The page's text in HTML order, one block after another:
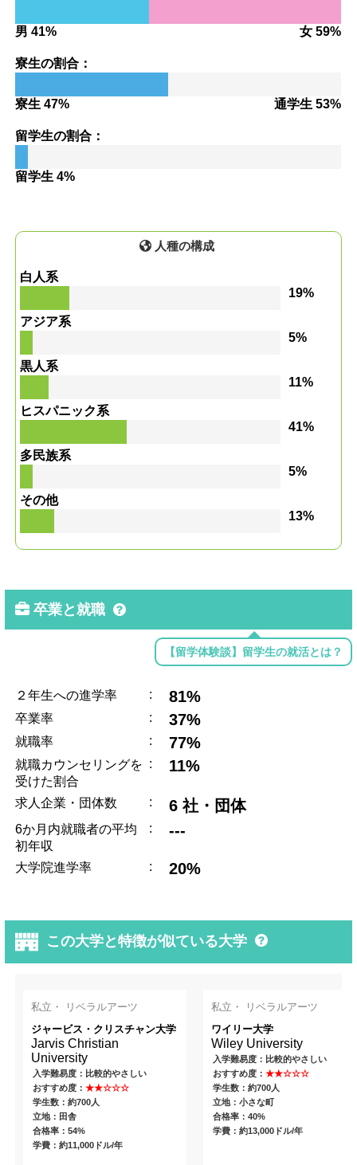
男 41% 女 59%
寮生の割合：
寮生 47% 通学生 53%
留学生の割合：
留学生 4%
人種の構成
白人系
19%
アジア系
5%
黒人系
11%
ヒスパニック系
41%
多民族系
5%
その他
13%
卒業と就職
【留学体験談】留学生の就活とは？
２年生への進学率 : 81%
卒業率 : 37%
就職率 : 77%
就職カウンセリングを
受けた割合
: 11%
求人企業・団体数 : 6 社・団体
6か月内就職者の平均
初年収
: ---
大学院進学率 : 20%
この大学と特徴が似ている大学
私立・ リベラルアーツ
ジャービス・クリスチャン大学
Jarvis Christian
University
入学難易度：比較的やさしい
おすすめ度：★★☆☆☆
学生数：約700人
立地：田舎
合格率：54%
学費：約11,000ドル/年
私立・ リベラルアーツ
ワイリー大学
Wiley University
入学難易度：比較的やさしい
おすすめ度： ★★☆☆☆
学生数：約700人
立地：小さな町
合格率：40%
学費：約13,000ドル/年